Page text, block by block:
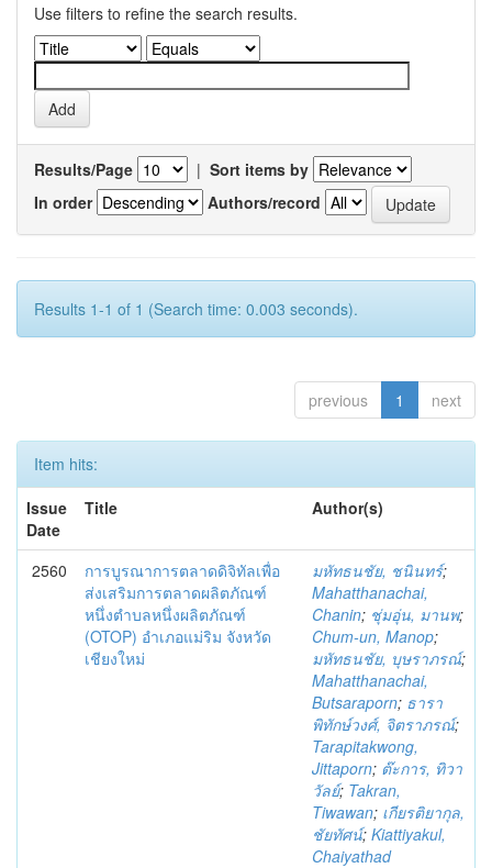
Use filters to refine the search results.
Results/Page | Sort items by
In order
Authors/record
Results 1-1 of 1 (Search time: 0.003 seconds).
previous 1 next
Item hits:
Issue
Date
Title Author(s)
2560
การบูรณาการตลาดดิจิทัลเพื่อ
ส่งเสริมการตลาดผลิตภัณฑ์
หนึ่งตำบลหนึ่งผลิตภัณฑ์
(OTOP) อำเภอแม่ริม จังหวัด
เชียงใหม่
มหัทธนชัย, ชนินทร์;
Mahatthanachai,
Chanin; ชุ่มอุ่น, มานพ;
Chum-un, Manop;
มหัทธนชัย, บุษราภรณ์;
Mahatthanachai,
Butsaraporn; ธารา
พิทักษ์วงศ์, จิตราภรณ์;
Tarapitakwong,
Jittaporn; ต๊ะการ, ทิวา
วัลย์; Takran,
Tiwawan; เกียรติยากุล,
ชัยทัศน์; Kiattiyakul,
Chaiyathad